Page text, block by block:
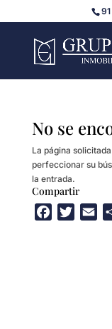
No se
La página
perfeccionar su
la entrada.
Compartir